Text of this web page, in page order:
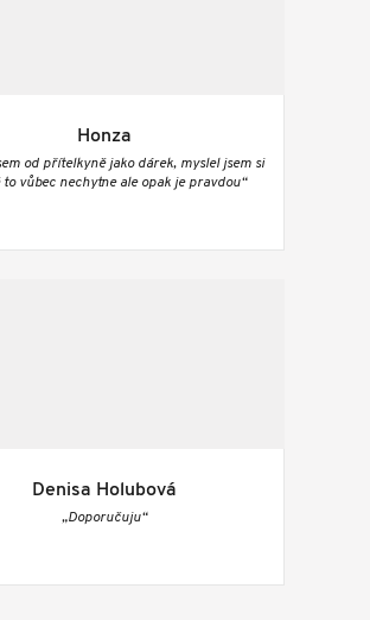
Honza
od přítelkyně jako dárek, myslel jsem si
to vůbec nechytne ale opak je pravdou“
Denisa Holubová
„Doporučuju“